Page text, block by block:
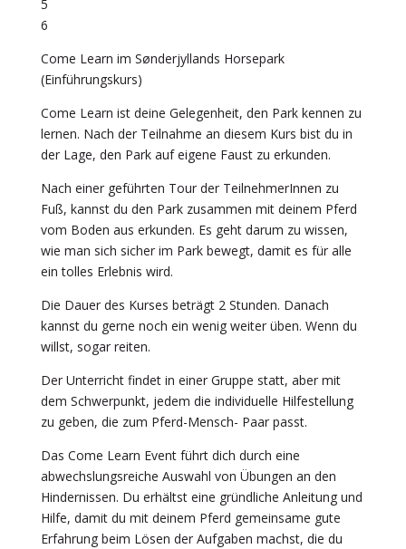
5
6
Come Learn im Sønderjyllands Horsepark
(Einführungskurs)
Come Learn ist deine Gelegenheit, den Park kennen zu
lernen. Nach der Teilnahme an diesem Kurs bist du in
der Lage, den Park auf eigene Faust zu erkunden.
Nach einer geführten Tour der TeilnehmerInnen zu
Fuß, kannst du den Park zusammen mit deinem Pferd
vom Boden aus erkunden. Es geht darum zu wissen,
wie man sich sicher im Park bewegt, damit es für alle
ein tolles Erlebnis wird.
Die Dauer des Kurses beträgt 2 Stunden. Danach
kannst du gerne noch ein wenig weiter üben. Wenn du
willst, sogar reiten.
Der Unterricht findet in einer Gruppe statt, aber mit
dem Schwerpunkt, jedem die individuelle Hilfestellung
zu geben, die zum Pferd-Mensch- Paar passt.
Das Come Learn Event führt dich durch eine
abwechslungsreiche Auswahl von Übungen an den
Hindernissen. Du erhältst eine gründliche Anleitung und
Hilfe, damit du mit deinem Pferd gemeinsame gute
Erfahrung beim Lösen der Aufgaben machst, die du